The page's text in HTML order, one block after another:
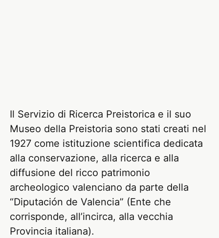
Il Servizio di Ricerca Preistorica e il suo
Museo della Preistoria sono stati creati nel
1927 come istituzione scientifica dedicata
alla conservazione, alla ricerca e alla
diffusione del ricco patrimonio
archeologico valenciano da parte della
“Diputación de Valencia” (Ente che
corrisponde, all’incirca, alla vecchia
Provincia italiana).